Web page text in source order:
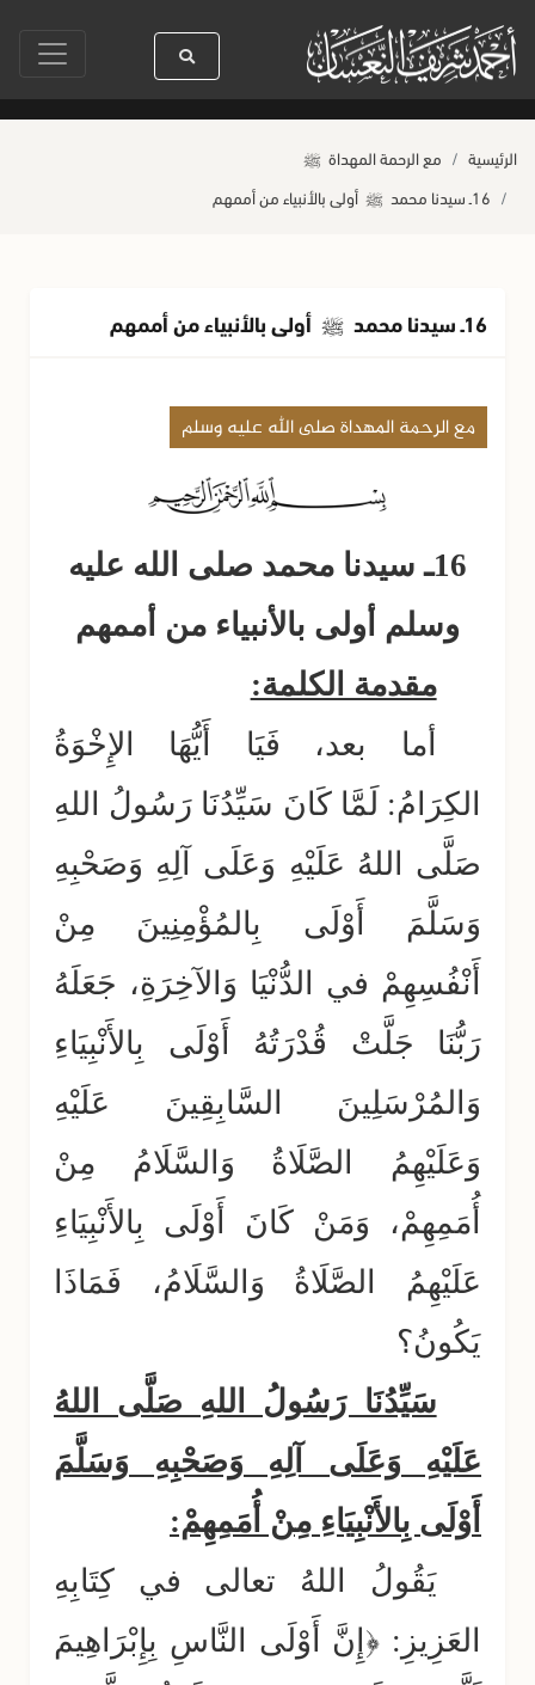
حياة القلوب وصحتها بالعمل الصالح حياة السيدة خديجة من الزواج إلى
الرئيسية مع الرحمة المهداة ﷺ
16ـ سيدنا محمد
ﷺ أولى بالأنبياء من أممهم
16ـ سيدنا محمد ﷺ أولى بالأنبياء من أممهم
مع الرحمة المهداة صلى الله عليه وسلم
16ـ سيدنا محمد صلى الله عليه
وسلم أولى بالأنبياء من أممهم
مقدمة الكلمة:
أما بعد، فَيَا أَيُّهَا الإِخْوَةُ
الكِرَامُ: لَمَّا كَانَ سَيِّدُنَا رَسُولُ اللهِ
صَلَّى اللهُ عَلَيْهِ وَعَلَى آلِهِ وَصَحْبِهِ
وَسَلَّمَ أَوْلَى بِالمُؤْمِنِينَ مِنْ
أَنْفُسِهِمْ في الدُّنْيَا وَالآخِرَةِ، جَعَلَهُ
رَبُّنَا جَلَّتْ قُدْرَتُهُ أَوْلَى بِالأَنْبِيَاءِ
وَالمُرْسَلِينَ السَّابِقِينَ عَلَيْهِ
وَعَلَيْهِمُ الصَّلَاةُ وَالسَّلَامُ مِنْ
أُمَمِهِمْ، وَمَنْ كَانَ أَوْلَى بِالأَنْبِيَاءِ
عَلَيْهِمُ الصَّلَاةُ وَالسَّلَامُ، فَمَاذَا
يَكُونُ؟
سَيِّدُنَا رَسُولُ اللهِ صَلَّى اللهُ
عَلَيْهِ وَعَلَى آلِهِ وَصَحْبِهِ وَسَلَّمَ
أَوْلَى بِالأَنْبِيَاءِ مِنْ أُمَمِهِمْ:
يَقُولُ اللهُ تعالى في كِتَابِهِ
العَزِيزِ: ﴿إِنَّ أَوْلَى النَّاسِ بِإِبْرَاهِيمَ